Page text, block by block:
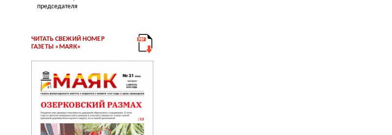
председателя
ЧИТАТЬ СВЕЖИЙ НОМЕР
ГАЗЕТЫ «МАЯК»